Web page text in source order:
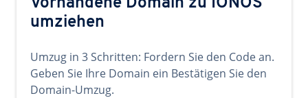
Vorhandene Domain zu IONOS
umziehen
Umzug in 3 Schritten: Fordern Sie den Code an.
Geben Sie Ihre Domain ein Bestätigen Sie den
Domain-Umzug.